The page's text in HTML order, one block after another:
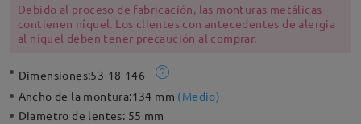
Debido al proceso de fabricación, las monturas metálicas
contienen níquel. Los clientes con antecedentes de alergia
al níquel deben tener precaución al comprar.
Dimensiones:53-18-146
Ancho de la montura:134 mm (Medio)
Diametro de lentes: 55 mm